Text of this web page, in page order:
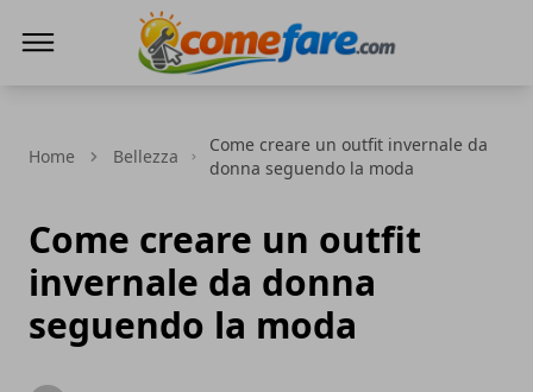
Home Bellezza
Come creare un outfit invernale da
donna seguendo la moda
Come creare un outfit
invernale da donna
seguendo la moda